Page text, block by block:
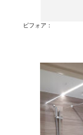
ビフォア：